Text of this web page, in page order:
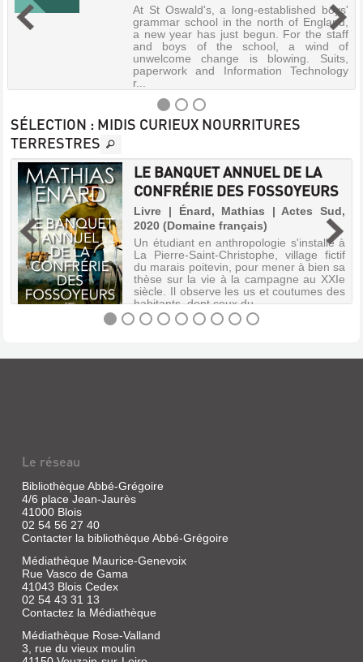
At St Oswald's, a long-established boys'
grammar school in the north of England,
a new year has just begun. For the staff
and boys of the school, a wind of
unwelcome change is blowing. Suits,
paperwork and Information Technology
r...
GENTLEMEN
AND
PLAYERS
Livre
|
Harris,
Joanne
|
Black
Swan,
Oswald's,
the
north
of
England,
a
new
year
has
just
begun.
For
the
staff
and
boys
of
the
SÉLECTION : MIDIS CURIEUX NOURRITURES
TERRESTRES
LE BANQUET ANNUEL DE LA
CONFRÉRIE DES FOSSOYEURS
Livre | Énard, Mathias | Actes Sud,
2020 (Domaine français)
Un étudiant en anthropologie s'installe à
La Pierre-Saint-Christophe, village fictif
du marais poitevin, pour mener à bien sa
thèse sur la vie à la campagne au XXIe
siècle. Il observe les us et coutumes des
habitants, dont ceux du...
DES
FOSSOYEURS
Livre
|
Énard,
Mathias
|
Actes
Sud,
2020
(Domaine
français)
Un
Le réseau
Bibliothèque Abbé-Grégoire
4/6 place Jean-Jaurès
41000 Blois
02 54 56 27 40
Contacter la bibliothèque Abbé-Grégoire
Médiathèque Maurice-Genevoix
Rue Vasco de Gama
41043 Blois Cedex
02 54 43 31 13
Contactez la Médiathèque
Médiathèque Rose-Valland
3, rue du vieux moulin